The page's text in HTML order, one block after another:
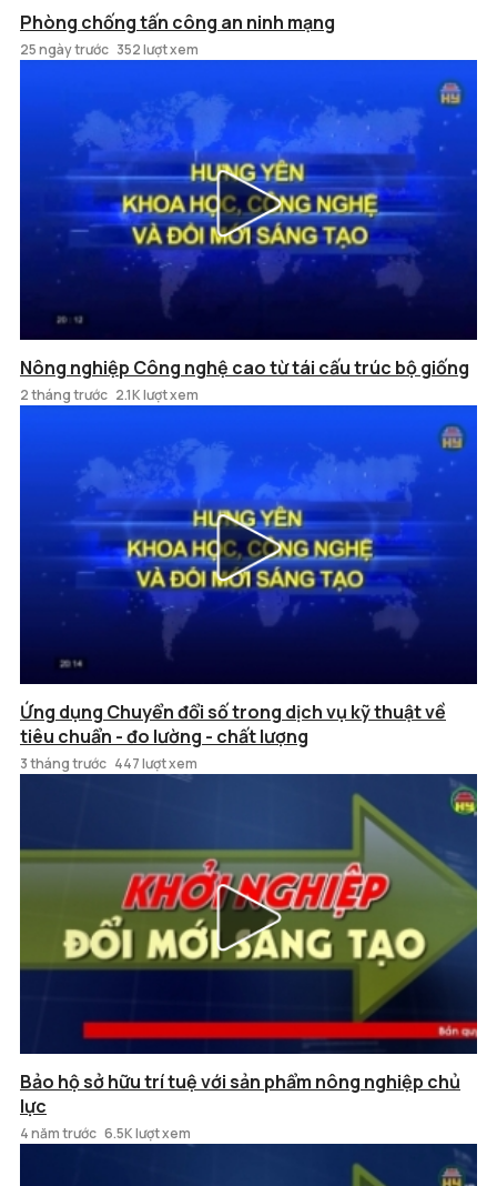
Phòng chống tấn công an ninh mạng
25 ngày trước 352 lượt xem
Nông nghiệp Công nghệ cao từ tái cấu trúc bộ giống
2 tháng trước 2.1K lượt xem
Ứng dụng Chuyển đổi số trong dịch vụ kỹ thuật về
tiêu chuẩn - đo lường - chất lượng
3 tháng trước 447 lượt xem
Bảo hộ sở hữu trí tuệ với sản phẩm nông nghiệp chủ
lực
4 năm trước 6.5K lượt xem